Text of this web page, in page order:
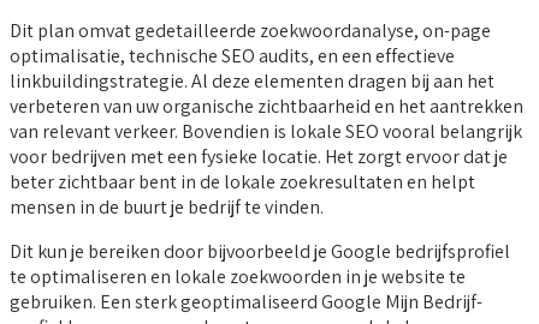
Dit plan omvat gedetailleerde zoekwoordanalyse, on-page
optimalisatie, technische SEO audits, en een effectieve
linkbuildingstrategie. Al deze elementen dragen bij aan het
verbeteren van uw organische zichtbaarheid en het aantrekken
van relevant verkeer. Bovendien is lokale SEO vooral belangrijk
voor bedrijven met een fysieke locatie. Het zorgt ervoor dat je
beter zichtbaar bent in de lokale zoekresultaten en helpt
mensen in de buurt je bedrijf te vinden.
Dit kun je bereiken door bijvoorbeeld je Google bedrijfsprofiel
te optimaliseren en lokale zoekwoorden in je website te
gebruiken. Een sterk geoptimaliseerd Google Mijn Bedrijf-